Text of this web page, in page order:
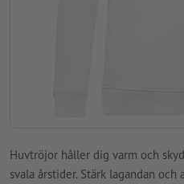
Huvtröjor håller dig varm och
svala årstider. Stärk lagandan